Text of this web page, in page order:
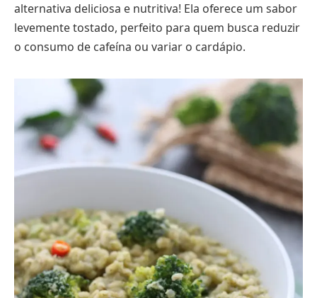
alternativa deliciosa e nutritiva! Ela oferece um sabor
levemente tostado, perfeito para quem busca reduzir
o consumo de cafeína ou variar o cardápio.